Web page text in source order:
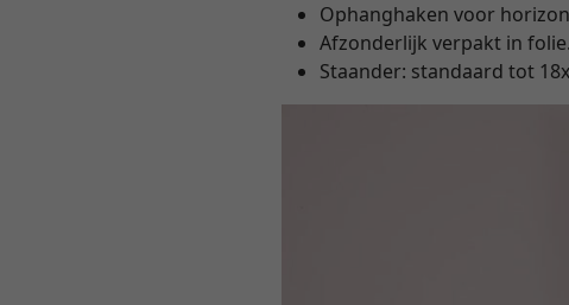
Ophanghaken voor
Afzonderlijk verpakt in folie.
Staander: standaard tot